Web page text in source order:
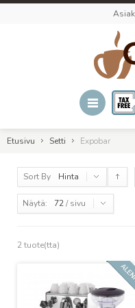
Etusivu Setti Expobar
Sort By Hinta
Näytä: 72/ sivu
2 tuote(tta)